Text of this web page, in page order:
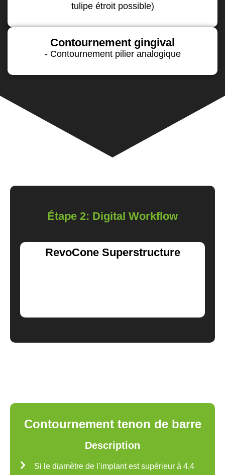
tulipe étroit possible)
Contournement gingival
- Contournement pilier analogique
Étape 2: Digital Workflow
RevoCone Superstructure
Contournement tenon de barre
Description
Si le diamètre de l’implant est supérieur à 4,4